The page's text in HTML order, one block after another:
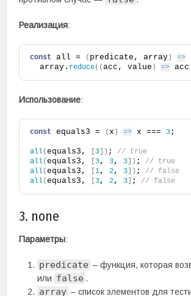
Реализация:
const all = ( predicate, array ) =>
  array.
reduce( (acc, value ) => acc
Использование:
const equals3 = (x ) => x === 3;
all(equals3, 3 ) ;
// true
all(equals3, 3, 3, 3 ) ;
// true
all(equals3, [1, 2, 3 ) ;
// false
all(equals3, 3, 2, 3 ; // false
3. none
Параметры:
predicate – функция, которая
или false .
array – список элементов для